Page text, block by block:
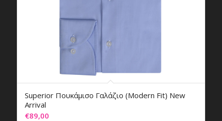
Superior Πουκάμισο Γαλάζιο (Modern Fit) New
Arrival
€89,00